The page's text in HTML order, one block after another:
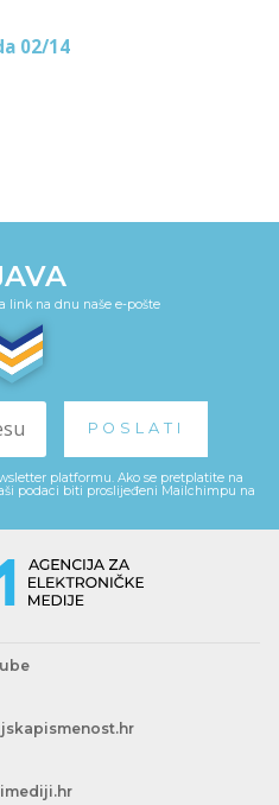
02/14
link na dnu naše e-pošte
platformu. Ako se pretplatite na
podaci biti proslijeđeni Mailchimpu na